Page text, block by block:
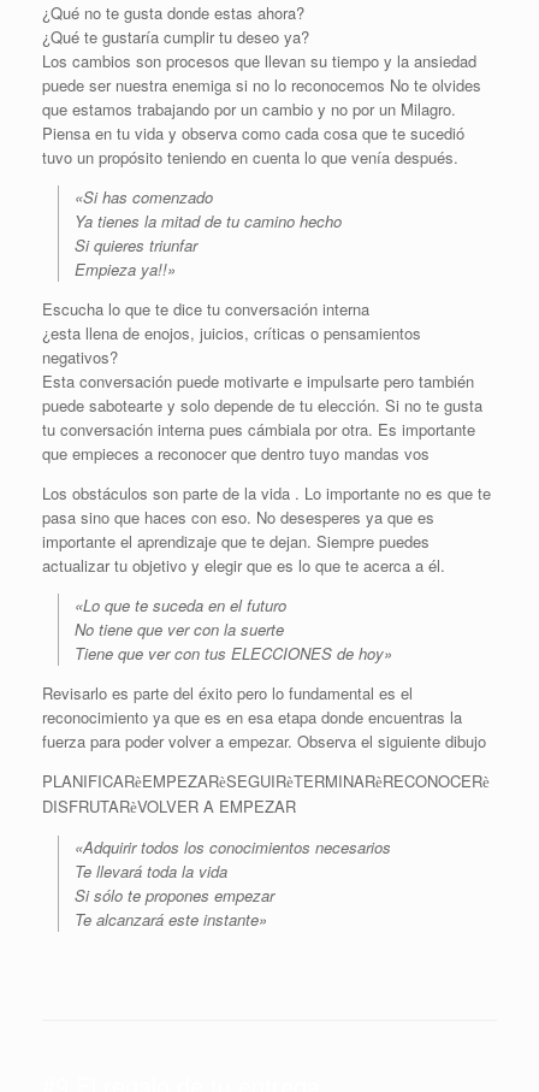
¿Qué no te gusta donde estas ahora?
¿Qué te gustaría cumplir tu deseo ya?
Los cambios son procesos que llevan su tiempo y la ansiedad
puede ser nuestra enemiga si no lo reconocemos No te olvides
que estamos trabajando por un cambio y no por un Milagro.
Piensa en tu vida y observa como cada cosa que te sucedió
tuvo un propósito teniendo en cuenta lo que venía después.
«Si has comenzado
Ya tienes la mitad de tu camino hecho
Si quieres triunfar
Empieza ya!!»
Escucha lo que te dice tu conversación interna
¿esta llena de enojos, juicios, críticas o pensamientos
negativos?
Esta conversación puede motivarte e impulsarte pero también
puede sabotearte y solo depende de tu elección. Si no te gusta
tu conversación interna pues cámbiala por otra. Es importante
que empieces a reconocer que dentro tuyo mandas vos
Los obstáculos son parte de la vida . Lo importante no es que te
pasa sino que haces con eso. No desesperes ya que es
importante el aprendizaje que te dejan. Siempre puedes
actualizar tu objetivo y elegir que es lo que te acerca a él.
«Lo que te suceda en el futuro
No tiene que ver con la suerte
Tiene que ver con tus ELECCIONES de hoy»
Revisarlo es parte del éxito pero lo fundamental es el
reconocimiento ya que es en esa etapa donde encuentras la
fuerza para poder volver a empezar. Observa el siguiente dibujo
PLANIFICARèEMPEZARèSEGUIRèTERMINARèRECONOCERè
DISFRUTARèVOLVER A EMPEZAR
«Adquirir todos los conocimientos necesarios
Te llevará toda la vida
Si sólo te propones empezar
Te alcanzará este instante»